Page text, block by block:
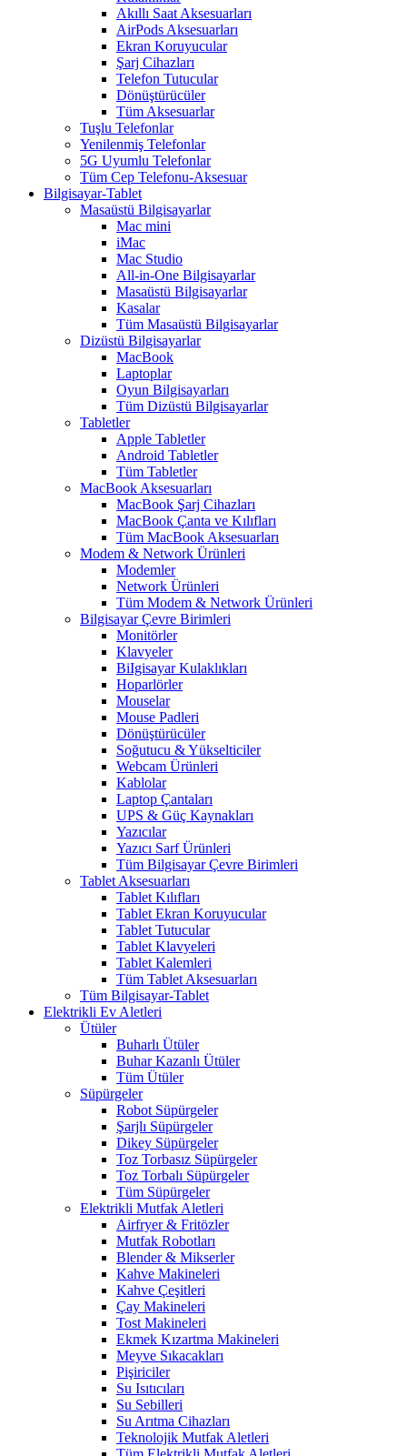
Akıllı Saat Aksesuarları
AirPods Aksesuarları
Ekran Koruyucular
Şarj Cihazları
Telefon Tutucular
Dönüştürücüler
Tüm Aksesuarlar
Tuşlu Telefonlar
Yenilenmiş Telefonlar
5G Uyumlu Telefonlar
Tüm Cep Telefonu-Aksesuar
Bilgisayar-Tablet
Masaüstü Bilgisayarlar
Mac mini
iMac
Mac Studio
All-in-One Bilgisayarlar
Masaüstü Bilgisayarlar
Kasalar
Tüm Masaüstü Bilgisayarlar
Dizüstü Bilgisayarlar
MacBook
Laptoplar
Oyun Bilgisayarları
Tüm Dizüstü Bilgisayarlar
Tabletler
Apple Tabletler
Android Tabletler
Tüm Tabletler
MacBook Aksesuarları
MacBook Şarj Cihazları
MacBook Çanta ve Kılıfları
Tüm MacBook Aksesuarları
Modem & Network Ürünleri
Modemler
Network Ürünleri
Tüm Modem & Network Ürünleri
Bilgisayar Çevre Birimleri
Monitörler
Klavyeler
BiIgisayar Kulaklıkları
Hoparlörler
Mouselar
Mouse Padleri
Dönüştürücüler
Soğutucu & Yükselticiler
Webcam Ürünleri
Kablolar
Laptop Çantaları
UPS & Güç Kaynakları
Yazıcılar
Yazıcı Sarf Ürünleri
Tüm Bilgisayar Çevre Birimleri
Tablet Aksesuarları
Tablet Kılıfları
Tablet Ekran Koruyucular
Tablet Tutucular
Tablet Klavyeleri
Tablet Kalemleri
Tüm Tablet Aksesuarları
Tüm Bilgisayar-Tablet
Elektrikli Ev Aletleri
Ütüler
Buharlı Ütüler
Buhar Kazanlı Ütüler
Tüm Ütüler
Süpürgeler
Robot Süpürgeler
Şarjlı Süpürgeler
Dikey Süpürgeler
Toz Torbasız Süpürgeler
Toz Torbalı Süpürgeler
Tüm Süpürgeler
Elektrikli Mutfak Aletleri
Airfryer & Fritözler
Mutfak Robotları
Blender & Mikserler
Kahve Makineleri
Kahve Çeşitleri
Çay Makineleri
Tost Makineleri
Ekmek Kızartma Makineleri
Meyve Sıkacakları
Pişiriciler
Su Isıtıcıları
Su Sebilleri
Su Arıtma Cihazları
Teknolojik Mutfak Aletleri